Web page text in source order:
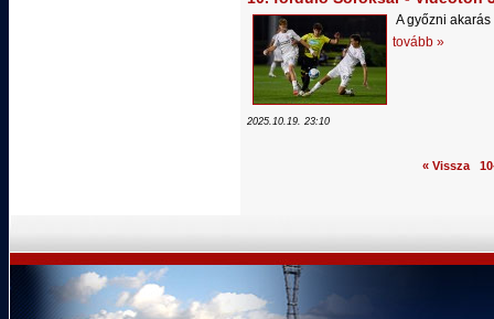
A győzni
tovább »
2025.10.19. 23:10
« Vissza